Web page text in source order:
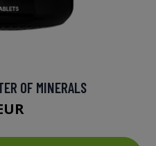
OF MINERALS